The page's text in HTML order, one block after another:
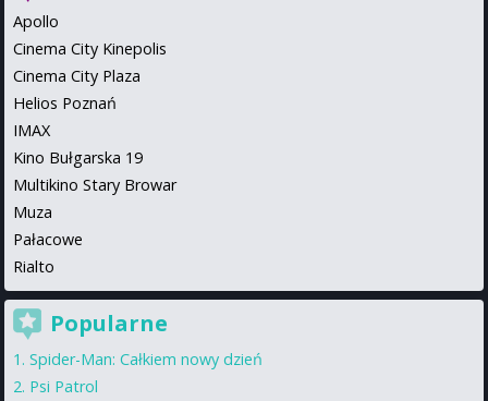
Apollo
Cinema City Kinepolis
Cinema City Plaza
Helios Poznań
IMAX
Kino Bułgarska 19
Multikino Stary Browar
Muza
Pałacowe
Rialto
Popularne
Spider-Man: Całkiem nowy dzień
Psi Patrol